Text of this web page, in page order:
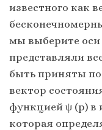
известного как
мы выберите
представляли
быть приняты
вектор
функцией ψ (p) в
которая